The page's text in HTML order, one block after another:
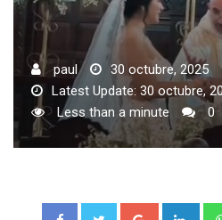
paul
30 octubre, 2025
Latest Update: 30 octubre,
Less than a minute
0
Google+